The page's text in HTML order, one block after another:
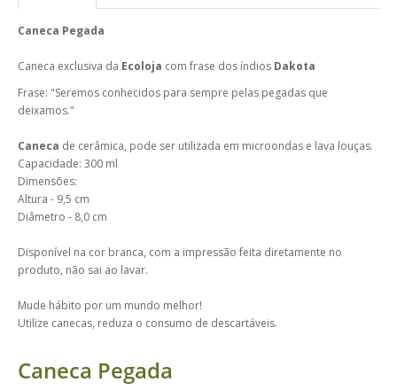
Caneca Pegada
Caneca exclusiva da Ecoloja com frase dos índios Dakota
Frase: "Seremos conhecidos para sempre pelas pegadas que
deixamos."
Caneca de cerâmica, pode ser utilizada em microondas e lava louças.
Capacidade: 300 ml
Dimensões:
Altura - 9,5 cm
Diâmetro - 8,0 cm
Disponível na cor branca, com a impressão feita diretamente no
produto, não sai ao lavar.
Mude hábito por um mundo melhor!
Utilize canecas, reduza o consumo de descartáveis.
Caneca Pegada